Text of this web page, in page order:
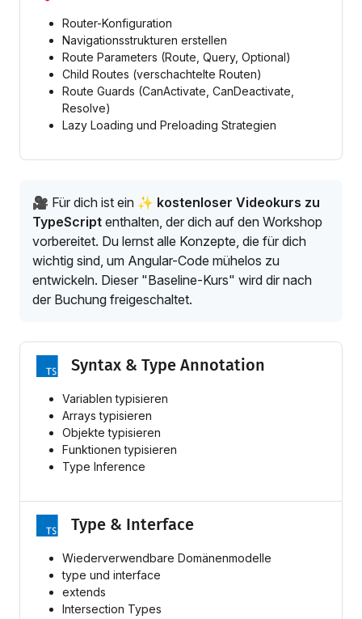
Router-Konfiguration
Navigationsstrukturen erstellen
Route Parameters (Route, Query, Optional)
Child Routes (verschachtelte Routen)
Route Guards (CanActivate, CanDeactivate,
Resolve)
Lazy Loading und Preloading Strategien
🎥 Für dich ist ein ✨ kostenloser Videokurs zu
TypeScript enthalten, der dich auf den Workshop
vorbereitet. Du lernst alle Konzepte, die für dich
wichtig sind, um Angular-Code mühelos zu
entwickeln. Dieser "Baseline-Kurs" wird dir nach
der Buchung freigeschaltet.
Syntax & Type Annotation
Variablen typisieren
Arrays typisieren
Objekte typisieren
Funktionen typisieren
Type Inference
Type & Interface
Wiederverwendbare Domänenmodelle
type und interface
extends
Intersection Types